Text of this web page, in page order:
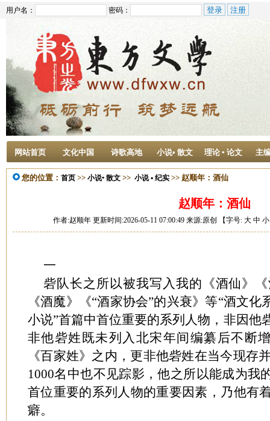
用户名： 密码：
网站首页 文化中国 诗歌高地 小说• 散文 理论 ▪ 论文 主
您的位置： 首页 >> 小说• 散文 >> 小说 ▪ 纪实 >> 赵顺年：酒仙
赵顺年：酒仙
作者:赵顺年 更新时间:2026-05-11 07:00:49 来源:原创 【字号: 大 中 小
一
砦队长之所以被我写入我的《酒仙》
《酒魔》《“酒家协会”的兴衰》等“酒文
小说”首篇中首位重要的系列人物，非因他
非他砦姓既未列入北宋年间编纂后不断
《百家姓》之内，更非他砦姓在当今现存
1000名中也不见踪影，他之所以能成为我
首位重要的系列人物的重要因素，乃他有
癖。